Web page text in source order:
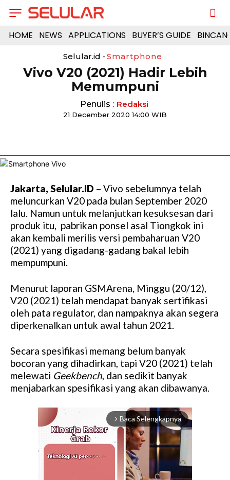
HOME NEWS APPLICATIONS BUYER’S GUIDE
Selular.id -Smartphone
Vivo V20 (2021) Hadir Lebih
Memumpuni
Penulis : Redaksi
21 December 2020 14:00 WIB
Jakarta, Selular.ID – Vivo sebelumnya telah
meluncurkan V20 pada bulan September 2020
lalu. Namun untuk melanjutkan kesuksesan dari
produk itu, pabrikan ponsel asal Tiongkok ini
akan kembali merilis versi pembaharuan V20
(2021) yang digadang-gadang bakal lebih
mempumpuni.
Menurut laporan GSMArena, Minggu (20/12),
V20 (2021) telah mendapat banyak sertifikasi
oleh pata regulator, dan nampaknya akan segera
diperkenalkan untuk awal tahun 2021.
Secara spesifikasi memang belum banyak
bocoran yang dihadirkan, tapi V20 (2021) telah
melewati Geekbench, dan sedikit banyak
menjabarkan spesifikasi yang akan dibawanya.
arrow_forward_ios Baca Selengkapnya